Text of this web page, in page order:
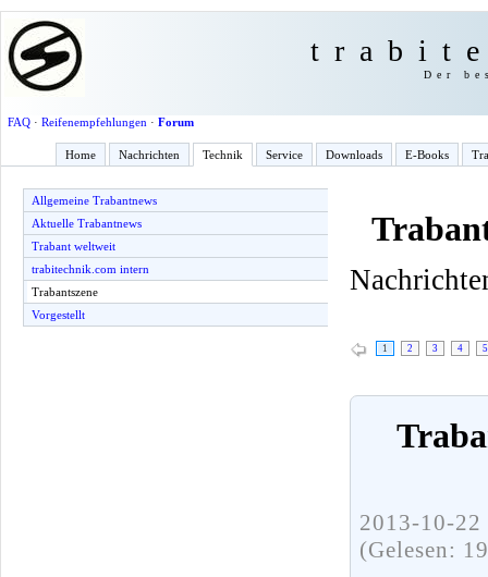
Der
FAQ· Reifenempfehlungen · Forum
Home Nachrichten Technik Service Downloads E-Books
Allgemeine Trabantnews
Aktuelle Trabantnews
Trabant weltweit
trabitechnik.com intern
Trabantszene
Vorgestellt
1 2 3 4 5
2013-10-
(Gelesen: